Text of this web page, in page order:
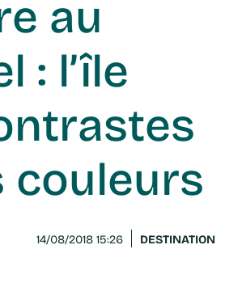
au
: l’île
couleurs
14/08/2018 15:26 DESTINATION